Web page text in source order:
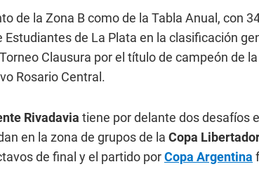
de la Zona B como de la Tabla Anual, con
de La Plata en la clasificación
Clausura por el título de campeón de
Rosario Central.
Rivadavia tiene por delante dos desafíos
en la zona de grupos de la Copa
de final y el partido porCopa Argentina